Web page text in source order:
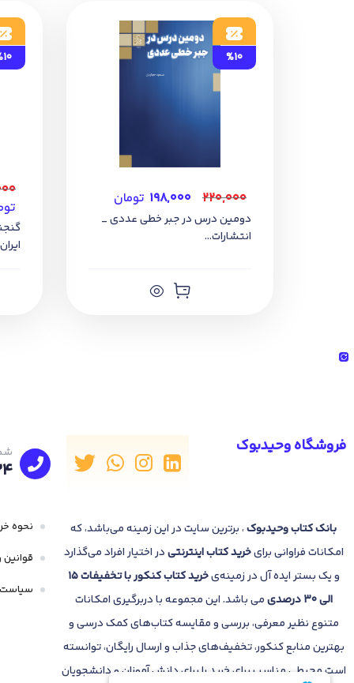
%10
۲۲۰,۰۰۰ ۱۹۸,۰۰۰ تومان
دومین درس در جبر خطی عددی _
انتشارات...
فروشگاه وحیدبوک
بانککتاب وحیدبوک، برترین سایت در این زمینه می‌باشد، که
امکانات فراوانی برایخرید کتاباینترنتیدر اختیار افراد می‌گذارد
و یک بستر ایده آل در زمینه‌ی
خرید کتاب کنکور با تخفیفات 15
الی 30 درصدی
می باشد. این مجموعه با دربرگیری امکانات
متنوع نظیر معرفی، بررسی و مقایسه کتاب‌های کمک درسی و
بهترین منابع کنکور، تخفیف‌های جذاب و ارسال رایگان، توانسته
است محیطی مناسب برای خرید را برای دانش آموزان و دانشجویان
نحوه